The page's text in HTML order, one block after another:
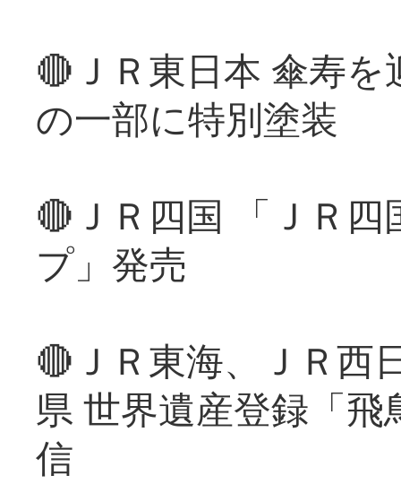
🔴ＪＲ東日本 傘寿
の一部に特別塗装
🔴ＪＲ四国 「ＪＲ
プ」発売
🔴ＪＲ東海、ＪＲ西
県 世界遺産登録「
信